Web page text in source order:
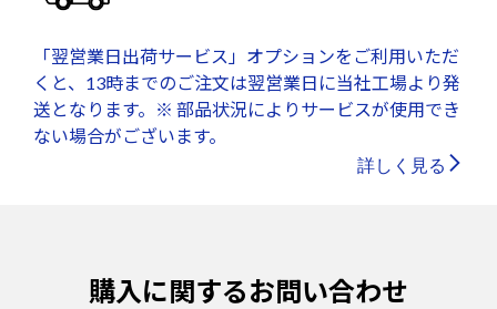
「翌営業日出荷サービス」オプションをご利用いただ
くと、13時までのご注文は翌営業日に当社工場より発
送となります。※ 部品状況によりサービスが使用でき
ない場合がございます。
詳しく見る
購入に関するお問い合わせ